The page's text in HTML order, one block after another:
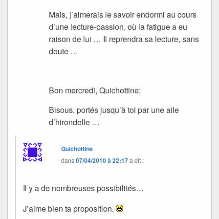
Mais, j’aimerais le savoir endormi au cours
d’une lecture-passion, où la fatigue a eu
raison de lui … Il reprendra sa lecture, sans
doute …
Bon mercredi, Quichottine;
Bisous, portés jusqu’à toi par une aile
d’hirondelle …
Quichottine
dans07/04/2010 à 22:17a dit :
Il y a de nombreuses possibilités…
J’aime bien ta proposition.